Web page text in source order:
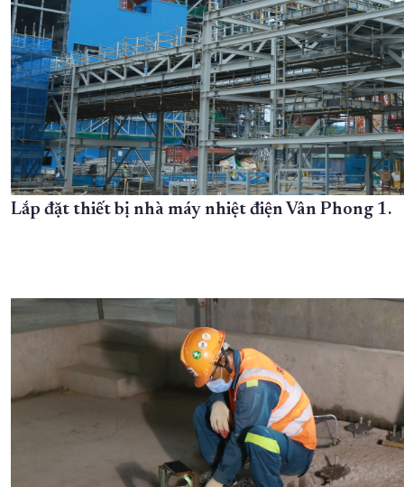
Lắp đặt thiết bị nhà máy nhiệt điện Vân Phong 1.